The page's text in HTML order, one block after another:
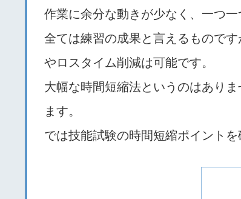
作業に余分な動きが少なく、一つ
全ては練習の成果と言えるもので
やロスタイム削減は可能です。
大幅な時間短縮法というのはあり
ます。
では技能試験の時間短縮ポイントを